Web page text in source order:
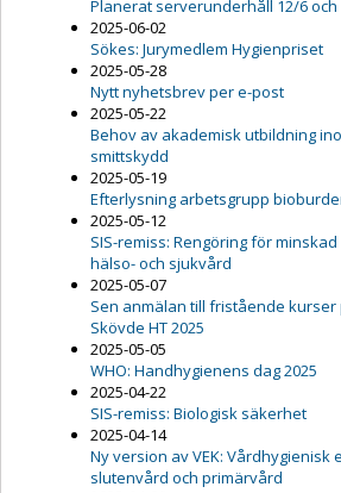
Planerat serverunderhåll 12/6 och
2025-06-02
Sökes: Jurymedlem Hygienpriset
2025-05-28
Nytt nyhetsbrev per e-post
2025-05-22
Behov av akademisk utbildning
smittskydd
2025-05-19
Efterlysning arbetsgrupp
2025-05-12
SIS-remiss: Rengöring för
hälso- och sjukvård
2025-05-07
Sen anmälan till fristående kurser
Skövde HT 2025
2025-05-05
WHO: Handhygienens dag 2025
2025-04-22
SIS-remiss: Biologisk säkerhet
2025-04-14
Ny version av VEK: Vårdhygienisk
slutenvård och primärvård